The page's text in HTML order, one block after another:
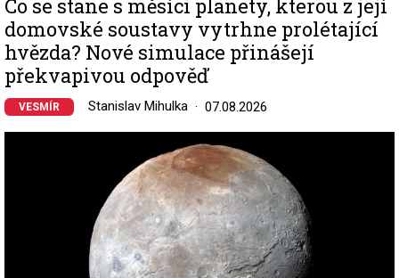
Co se stane s měsíci planety, kterou z její
domovské soustavy vytrhne prolétající
hvězda? Nové simulace přinášejí
překvapivou odpověď
VESMÍR Stanislav Mihulka 07.08.2026